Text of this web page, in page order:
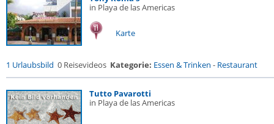
in Playa de las Americas
Karte
1 Urlaubsbild 0 Reisevideos Kategorie: Essen & Trinken - Restaurant
Tutto Pavarotti
in Playa de las Americas